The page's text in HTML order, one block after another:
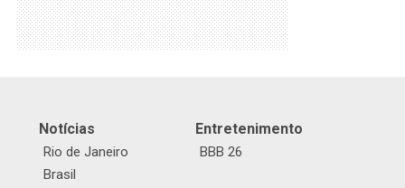
Notícias
Rio de Janeiro
Brasil
Entretenimento
BBB 26